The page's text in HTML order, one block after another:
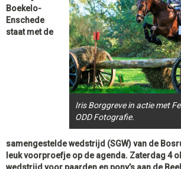
Iris Borggreve in actie met
ODD Fotografie.
Boekelo-
Enschede
staat met de
samengestelde wedstrijd (SGW) van de
leuk voorproefje op de agenda. Zaterdag 4